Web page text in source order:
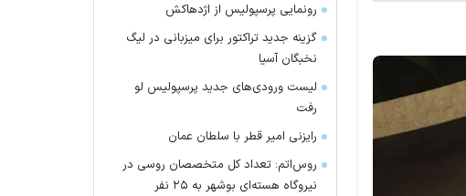
رونمایی پرسپولیس از اژدهاکش
گزینه جدید تراکتور برای میزبانی در لیگ
نخبگان آسیا
لیست ورودی‌های جدید پرسپولیس لو
رفت
رایزنی امیر قطر با سلطان عمان
روس‌اتم: تعداد کل متخصصان روسی در
نیروگاه هسته‌ای بوشهر به ۲۵ نفر